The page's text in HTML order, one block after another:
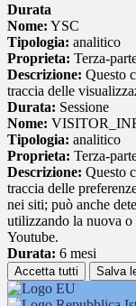
Durata
Nome: YSC
Tipologia: analitico
Proprieta: Terza-
Descrizione: Questo
traccia delle
Durata: Sessione
Nome:
Tipologia: analitico
Proprieta: Terza-
Descrizione: Questo
traccia delle
nei siti; può anche
utilizzando la nuova
Youtube.
Durata: 6 mesi
Accetta tutti Salva